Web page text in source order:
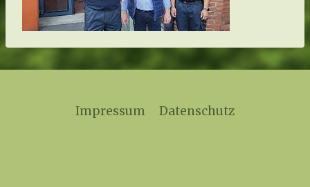
Impressum Datenschutz